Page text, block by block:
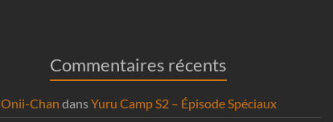
Commentaires récents
Onii-Chan dansYuru Camp S2 – Épisode Spéciaux